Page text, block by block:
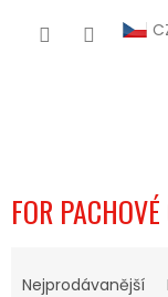
FOR
Nejprodávanější